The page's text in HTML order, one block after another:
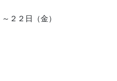
２２日（金）